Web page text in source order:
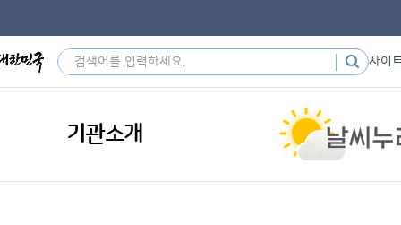
사이
기관소개